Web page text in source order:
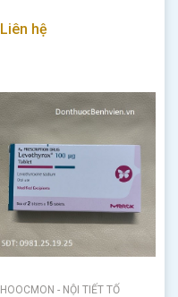
Liên hệ
HOOCMON - NỘI TIẾT TỐ